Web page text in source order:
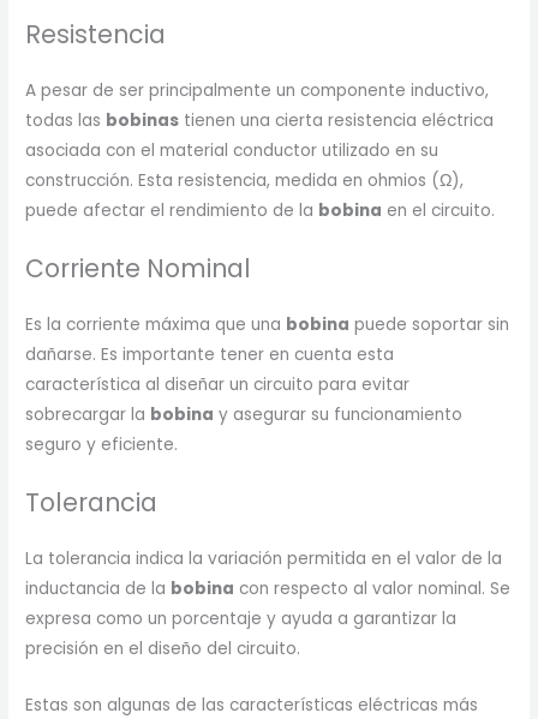
Resistencia
A pesar de ser principalmente un componente inductivo,
todas las bobinas tienen una cierta resistencia eléctrica
asociada con el material conductor utilizado en su
construcción. Esta resistencia, medida en ohmios (Ω),
puede afectar el rendimiento de la bobina en el circuito.
Corriente Nominal
Es la corriente máxima que una bobina puede soportar sin
dañarse. Es importante tener en cuenta esta
característica al diseñar un circuito para evitar
sobrecargar la bobina y asegurar su funcionamiento
seguro y eficiente.
Tolerancia
La tolerancia indica la variación permitida en el valor de la
inductancia de la bobina con respecto al valor nominal. Se
expresa como un porcentaje y ayuda a garantizar la
precisión en el diseño del circuito.
Estas son algunas de las características eléctricas más